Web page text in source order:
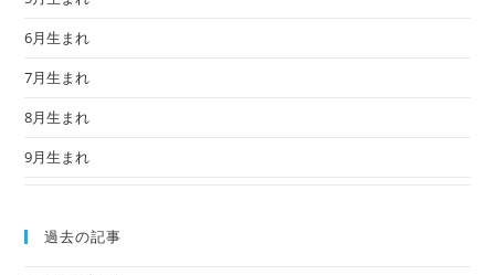
6月生まれ
7月生まれ
8月生まれ
9月生まれ
過去の記事